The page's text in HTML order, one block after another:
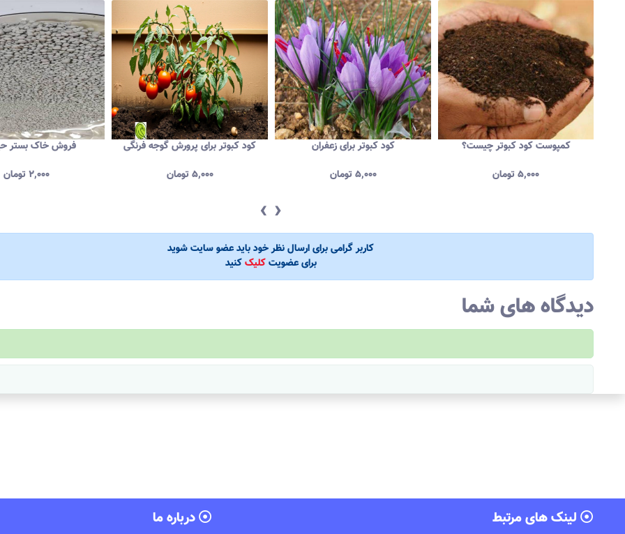
فروش خاک بستر
۲,۰۰۰تومان
کود کبوتر برای پرورش گوجه فرنگی
۵,۰۰۰تومان
کود کبوتر برای زعفران
۵,۰۰۰ تومان
کمپوست کود کبوتر چیست؟
۵,۰۰۰ تومان
‹ ›
کاربر گرامی برای ارسال نظر خود باید عضو سایت شوید
برای عضویتکلیککنید
دیدگاه های شما
لینک های مرتبط درباره ما